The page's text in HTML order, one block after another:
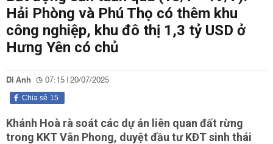
Hải Phòng và Phú Thọ có thêm khu
công nghiệp, khu đô thị 1,3 tỷ USD ở
Hưng Yên có chủ
Di Anh 07:15 | 20/07/2025
15
Chia sẻ
Khánh Hoà rà soát các dự án liên quan đất rừng
trong KKT Vân Phong, duyệt đầu tư KĐT sinh thái